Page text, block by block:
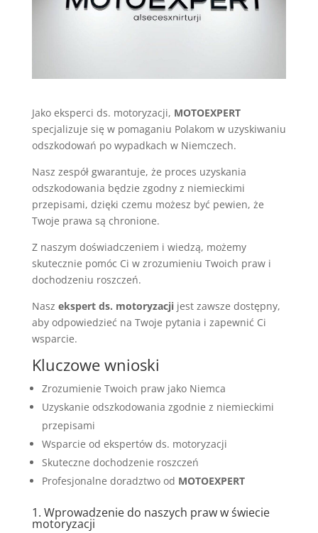
Jako eksperci ds. motoryzacji, MOTOEXPERT
specjalizuje się w pomaganiu Polakom w uzyskiwaniu
odszkodowań po wypadkach w Niemczech.
Nasz zespół gwarantuje, że proces uzyskania
odszkodowania będzie zgodny z niemieckimi
przepisami, dzięki czemu możesz być pewien, że
Twoje prawa są chronione.
Z naszym doświadczeniem i wiedzą, możemy
skutecznie pomóc Ci w zrozumieniu Twoich praw i
dochodzeniu roszczeń.
Nasz ekspert ds. motoryzacjijest zawsze dostępny,
aby odpowiedzieć na Twoje pytania i zapewnić Ci
wsparcie.
Kluczowe wnioski
Zrozumienie Twoich praw jako Niemca
Uzyskanie odszkodowania zgodnie z niemieckimi
przepisami
Wsparcie od ekspertów ds. motoryzacji
Skuteczne dochodzenie roszczeń
Profesjonalne doradztwo od MOTOEXPERT
1. Wprowadzenie do naszych praw w świecie
motoryzacji